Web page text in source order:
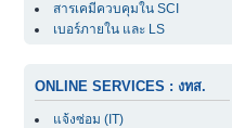
สารเคมีควบคุมใน SCI
เบอร์ภายใน และ LS
ONLINE SERVICES : งทส.
แจ้งซ่อม (IT)